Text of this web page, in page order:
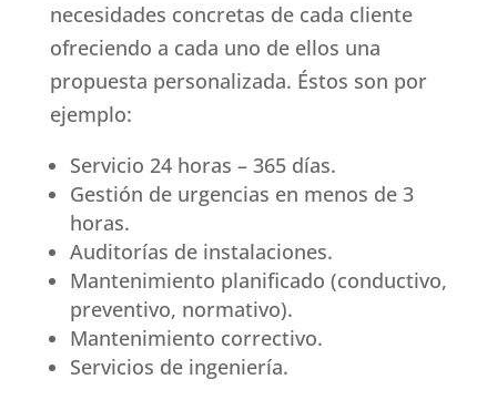
necesidades concretas de cada cliente
ofreciendo a cada uno de ellos una
propuesta personalizada. Éstos son por
ejemplo:
Servicio 24 horas – 365 días.
Gestión de urgencias en menos de 3
horas.
Auditorías de instalaciones.
Mantenimiento planificado (conductivo,
preventivo, normativo).
Mantenimiento correctivo.
Servicios de ingeniería.